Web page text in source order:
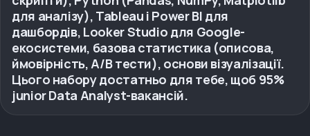
для аналізу), Tableau і Power BI для
дашбордів, Looker Studio для Google-
екосистеми, базова статистика (описова,
ймовірність, A/B тести), основи візуалізації.
Цього набору достатньо для тебе, щоб 95%
junior Data Analyst-вакансій.